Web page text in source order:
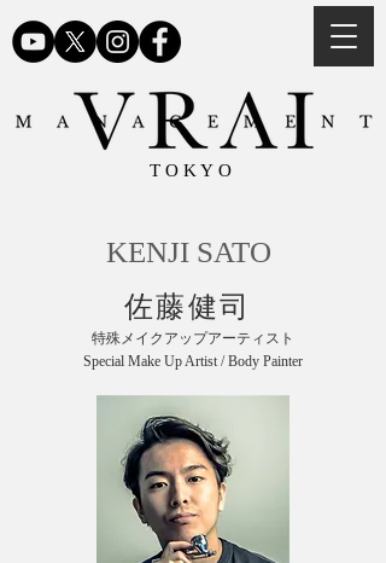
TOKYO
KENJI SATO
佐藤健司
特殊メイクアップアーティスト
Special Make Up Artist / Body Painter